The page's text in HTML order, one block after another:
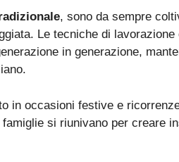
, sono da sempre
Le tecniche di
in generazione,
in occasioni festive e
si riunivano per creare